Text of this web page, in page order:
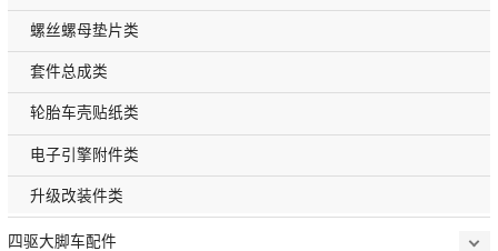
螺丝螺母垫片类
套件总成类
轮胎车壳贴纸类
电子引擎附件类
升级改装件类
四驱大脚车配件